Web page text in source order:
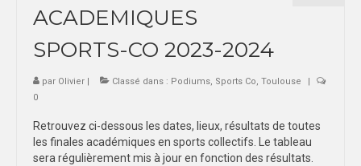
ACADEMIQUES
SPORTS-CO 2023-2024
par Olivier | Classé dans : Podiums Sports Co Toulouse
|
0
Retrouvez ci-dessous les dates, lieux, résultats de toutes
les finales académiques en sports collectifs. Le tableau
sera régulièrement mis à jour en fonction des résultats.